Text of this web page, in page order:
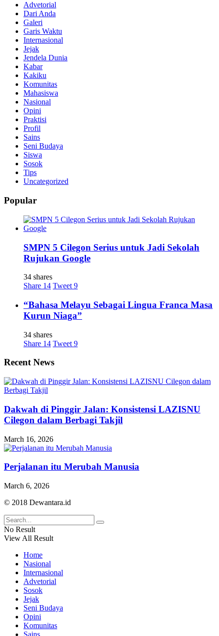
Advetorial
Dari Anda
Galeri
Garis Waktu
Internasional
Jejak
Jendela Dunia
Kabar
Kakiku
Komunitas
Mahasiswa
Nasional
Opini
Praktisi
Profil
Sains
Seni Budaya
Siswa
Sosok
Tips
Uncategorized
Popular
SMPN 5 Cilegon Serius untuk Jadi Sekolah
Rujukan Google
34 shares
Share 14 Tweet 9
“Bahasa Melayu Sebagai Lingua Franca Masa
Kurun Niaga”
34 shares
Share 14 Tweet 9
Recent News
Dakwah di Pinggir Jalan: Konsistensi LAZISNU
Cilegon dalam Berbagi Takjil
March 16, 2026
Perjalanan itu Merubah Manusia
March 6, 2026
© 2018 Dewantara.id
No Result
View All Result
Home
Nasional
Internasional
Advetorial
Sosok
Jejak
Seni Budaya
Opini
Komunitas
Sains